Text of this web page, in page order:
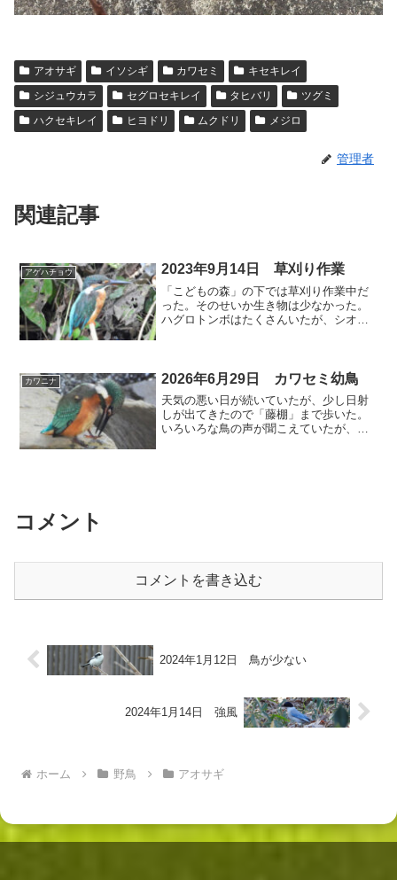
アオサギ イソシギ カワセミ
キセキレイ
シジュウカラ
セグロセキレイ タヒバリ
ツグミ
ハクセキレイ
ヒヨドリ ムクドリ メジロ
管理者
関連記事
アゲハチョウ 2023年9月14日 草刈り作業
「こどもの森」の下では草刈り作業中だ
った。そのせいか生き物は少なかった。
ハグロトンボはたくさんいたが、シオカ
あまり影響がない...
カワニナ 2026年6月29日 カワセミ幼鳥
天気の悪い日が続いていたが、少し日射
しが出てきたので「藤棚」まで歩いた。
いろいろな鳥の声が聞こえていたが、写
コメント
コメントを書き込む
2024年1月12日 鳥が少ない
2024年1月14日 強風
ホーム 野鳥 アオサギ